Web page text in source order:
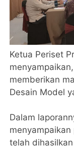
Ketua Periset
memberikan
Desain Model
‎Dalam
telah